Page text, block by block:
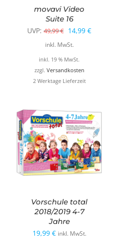
movavi Video
Suite 16
UVP: 49,99€ Ursprünglicher
Preis
war:
49,99 €
14,99 €Aktueller
inkl. MwSt.
inkl. 19 % MwSt.
zzgl. Versandkosten
2 Werktage Lieferzeit
Vorschule total
2018/2019 4-7
Jahre
19,99 € inkl. MwSt.